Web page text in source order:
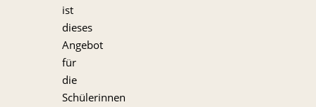
ist
dieses
Angebot
für
die
Schülerinnen